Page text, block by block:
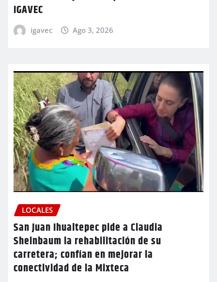
IGAVEC
igavec Ago 3, 2026
LOCALES
San Juan Ihualtepec pide a Claudia
Sheinbaum la rehabilitación de su
carretera; confían en mejorar la
conectividad de la Mixteca